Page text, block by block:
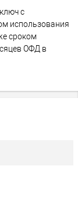
с
использования
сроком
ОФД в
15
к интернету
а продлить